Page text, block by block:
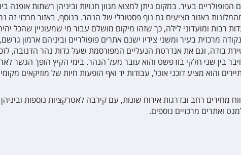
בעיר. במקום ניתן למצוא מגוון חנויות וביניהן רשתות אופנה
באזור מציעים גם נוף פסטורלי של הנהר. בנוסף, באזור מרכזי
מרכזית בעיר ומשני צידיו ישנם אתרים פופולריים וביניהם ארמון
בודה, וגם את אנדרטת הנעליים המפורסמת שעל גדות נהר הדנובה,
לגשר הקבע הראשון שחיבר בין שני חלקי בודפשט והוא עובר מעל הנהר. בימי הקיץ הופך
והוא מציע דוכני אוכל, עבודות יד ואף הופעות חיות של מוזיקאים
מחירים רחב ובדרגות אירוח שונות, עם קירבה לאטרקציות נוספות
ואתרים מרכזיים נוספים.